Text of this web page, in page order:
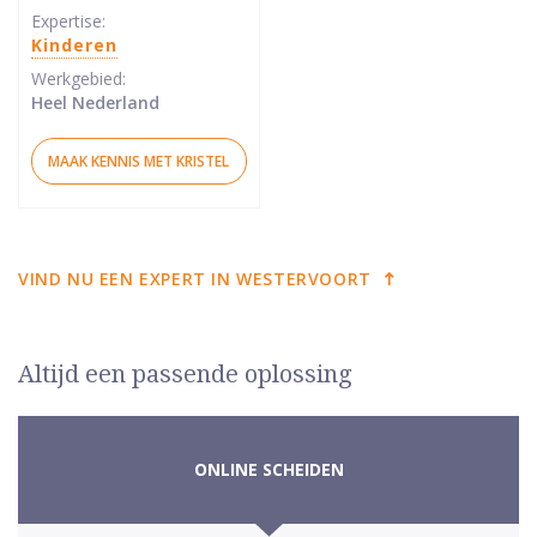
Expertise:
Kinderen
Werkgebied:
Heel Nederland
MAAK KENNIS MET KRISTEL
VIND NU EEN EXPERT IN WESTERVOORT
Altijd een passende oplossing
ONLINE SCHEIDEN